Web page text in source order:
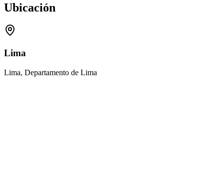
Ubicación
Lima
Lima, Departamento de Lima